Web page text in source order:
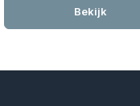
Bekijk